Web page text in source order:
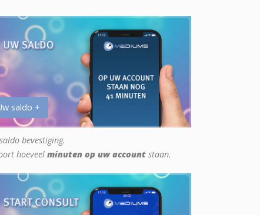
saldo +
bevestiging.
hoeveel minuten op uw account staan.